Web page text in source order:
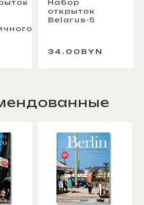
Набор
открыток
Belarus-5
34.00BYN